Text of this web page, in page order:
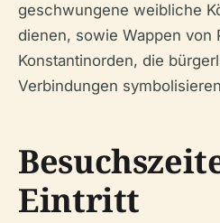
geschwungene weibliche
dienen, sowie Wappen von
Konstantinorden, die
Verbindungen
Eintritt